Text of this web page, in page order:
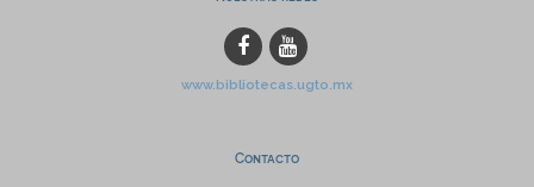
www.bibliotecas.ugto.mx
Contacto